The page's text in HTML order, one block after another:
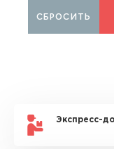
СБРОСИТЬ
Экспресс-